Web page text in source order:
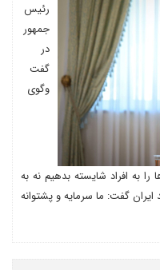
رئیس
جمهور
در
گفت
وگوی
را به افراد شایسته بدهیم نه به
گفت: ما سرمایه و پشتوانه